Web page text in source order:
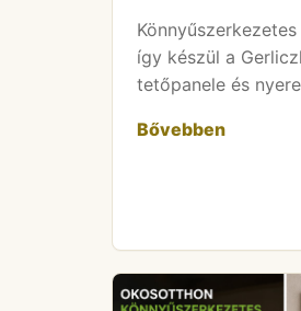
így készül a
tetőpanele és
Bővebben